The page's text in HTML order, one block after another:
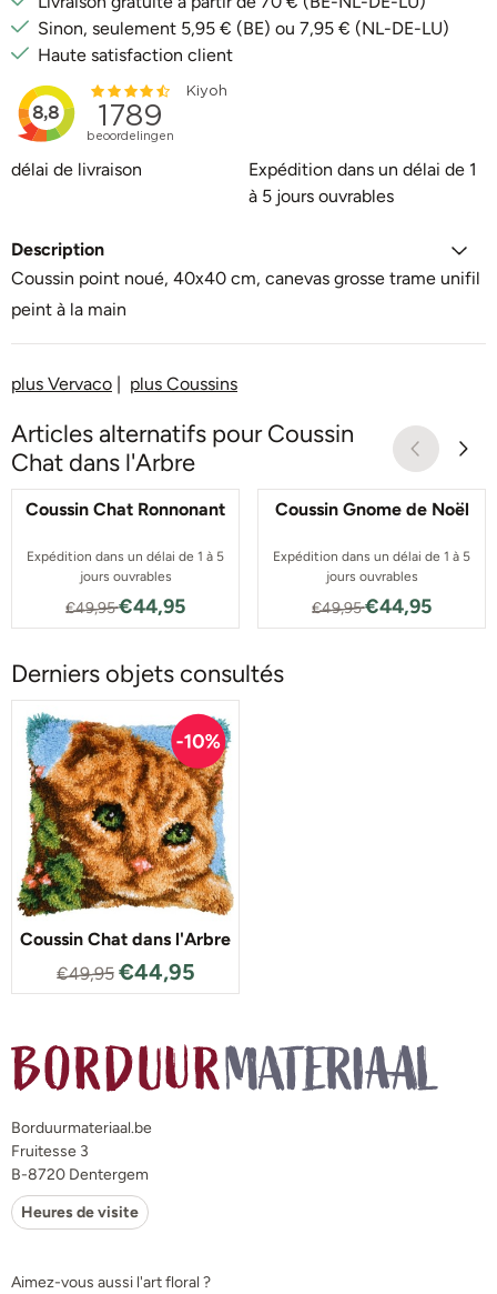
Sinon, seulement 5,95 € (BE) ou 7,95 € (NL-DE-LU)
Haute satisfaction client
délai de livraison
Expédition dans un délai de 1
à 5 jours ouvrables
Description
Coussin point noué, 40x40 cm, canevas grosse trame unifil
peint à la main
plus Vervaco plus Coussins
Articles alternatifs pourCoussin
Chat dans l'Arbre
Coussin Chat Ronnonant
Expédition dans un délai de 1 à 5
jours ouvrables
Par49,95 pour 44,95
€49,95€44,95
Coussin Gnome de Noël
Expédition dans un délai de 1 à 5
jours ouvrables
Par49,95 pour
€49,95€44,95
Derniers objets consultés
Coussin Chat dans l'Arbre
€49,95 €44,95
Borduurmateriaal.be
Fruitesse 3
B-8720 Dentergem
Heures de visite
Aimez-vous aussi l'art floral ?